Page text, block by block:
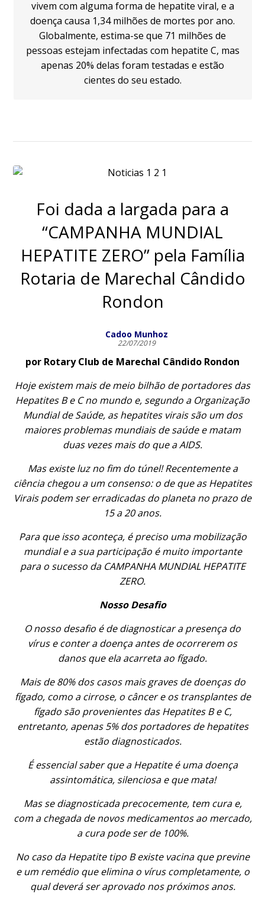
vivem com alguma forma de hepatite viral, e a
doença causa 1,34 milhões de mortes por ano.
Globalmente, estima-se que 71 milhões de
pessoas estejam infectadas com hepatite C, mas
apenas 20% delas foram testadas e estão
cientes do seu estado.
Foi dada a largada para a
“CAMPANHA MUNDIAL
HEPATITE ZERO” pela Família
Rotaria de Marechal Cândido
Rondon
Cadoo Munhoz
22/07/2019
por Rotary Club de Marechal Cândido Rondon
Hoje existem mais de meio bilhão de portadores das
Hepatites B e C no mundo e, segundo a Organização
Mundial de Saúde, as hepatites virais são um dos
maiores problemas mundiais de saúde e matam
duas vezes mais do que a AIDS.
Mas existe luz no fim do túnel! Recentemente a
ciência chegou a um consenso: o de que as Hepatites
Virais podem ser erradicadas do planeta no prazo de
15 a 20 anos.
Para que isso aconteça, é preciso uma mobilização
mundial e a sua participação é muito importante
para o sucesso da CAMPANHA MUNDIAL HEPATITE
ZERO.
Nosso Desafio
O nosso desafio é de diagnosticar a presença do
vírus e conter a doença antes de ocorrerem os
danos que ela acarreta ao fígado.
Mais de 80% dos casos mais graves de doenças do
fígado, como a cirrose, o câncer e os transplantes de
fígado são provenientes das Hepatites B e C,
entretanto, apenas 5% dos portadores de hepatites
estão diagnosticados.
É essencial saber que a Hepatite é uma doença
assintomática, silenciosa e que mata!
Mas se diagnosticada precocemente, tem cura e,
com a chegada de novos medicamentos ao mercado,
a cura pode ser de 100%.
No caso da Hepatite tipo B existe vacina que previne
e um remédio que elimina o vírus completamente, o
qual deverá ser aprovado nos próximos anos.